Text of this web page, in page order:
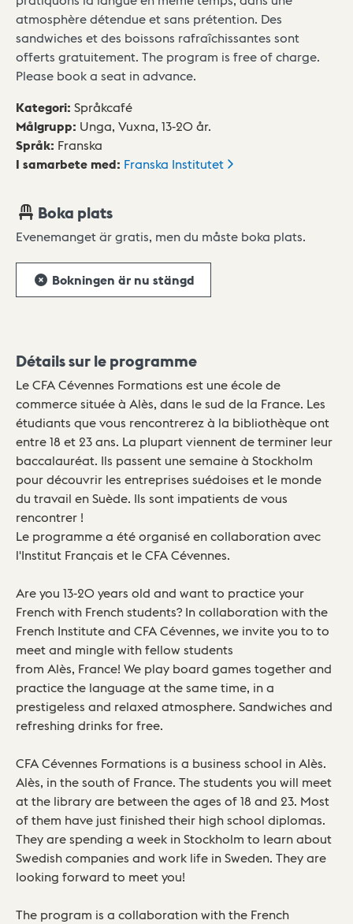
atmosphère détendue et sans prétention. Des
sandwiches et des boissons rafraîchissantes sont
offerts gratuitement. The program is free of charge.
Please book a seat in advance.
Kategori: Språkcafé
Målgrupp: Unga, Vuxna, 13-20 år.
Språk: Franska
I samarbete med: Franska Institutet
Boka plats
Evenemanget är gratis, men du måste boka plats.
Bokningen är nu stängd
Détails sur le programme
Le CFA Cévennes Formations est une école de
commerce située à Alès, dans le sud de la France. Les
étudiants que vous rencontrerez à la bibliothèque ont
entre 18 et 23 ans. La plupart viennent de terminer leur
baccalauréat. Ils passent une semaine à Stockholm
pour découvrir les entreprises suédoises et le monde
du travail en Suède. Ils sont impatients de vous
rencontrer !
Le programme a été organisé en collaboration avec
l'Institut Français et le CFA Cévennes.
Are you 13-20 years old and want to practice your
French with French students? In collaboration with the
French Institute and CFA Cévennes,we invite you to to
meet and mingle with fellow students
from Alès, France! We play board games together and
practice the language at the same time, in a
prestigeless and relaxed atmosphere. Sandwiches and
refreshing drinks for free.
CFA Cévennes Formations is a business school in Alès.
Alès, in the south of France. The students you will meet
at the library are between the ages of 18 and 23. Most
of them have just finished their high school diplomas.
They are spending a week in Stockholm to learn about
Swedish companies and work life in Sweden. They are
looking forward to meet you!
The program is a collaboration with the French